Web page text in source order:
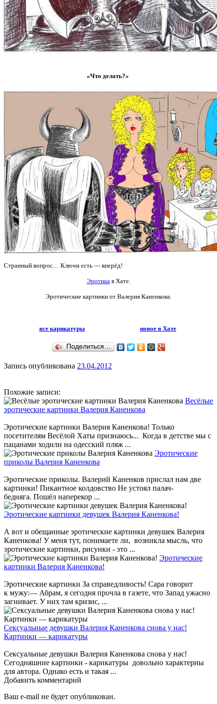
«Что делать?»
Странный вопрос… Ключи есть — вперёд!
Эротика в Хате.
Эротические картинки от Валерия Каненкова.
все карикатуры новое в Хате
Поделиться…
Запись опубликована 23.04.2012
Похожие записи:
Весёлые
эротические картинки Валерия Каненкова
Эротические картинки Валерия Каненкова! Только
посетителям Весёлой Хаты признаюсь... Когда в детстве мы с
пацанами ходили на одесский пляж ...
Эротические
приколы Валерия Каненкова
Эротические приколы. Валерий Каненков прислал нам две
картинки! Пикантное колдовство Не устоял палач-
бедняга. Пошёл наперекор ...
Эротические картинки девушек Валерия Каненкова!
А вот и обещанные эротические картинки девушек Валерия
Каненкова! У меня тут, понимаете ли, возникла мысль, что
эротические картинки, рисунки - это ...
Эротические
картинки Валерия Каненкова!
Эротические картинки За справедливость! Сара говорит
к мужу:— Абрам, я сегодня прочла в газете, что Запад ужасно
загнивает. У них там кризис, ...
Сексуальные девушки Валерия Каненкова снова у нас!
Картинки — карикатуры
Сексуальные девушки Валерия Каненкова снова у нас!
Сегодняшние картинки - карикатуры довольно характерны
для автора. Однако есть и такая ...
Добавить комментарий
Ваш e-mail не будет опубликован.